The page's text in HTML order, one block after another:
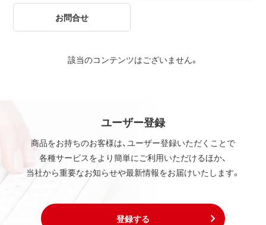
お問合せ
該当のコンテンツはございません。
ユーザー登録
商品をお持ちのお客様は、ユーザー登録いただくことで
各種サービスをより簡単にご利用いただけるほか、
当社から重要なお知らせや最新情報をお届けいたします。
登録する